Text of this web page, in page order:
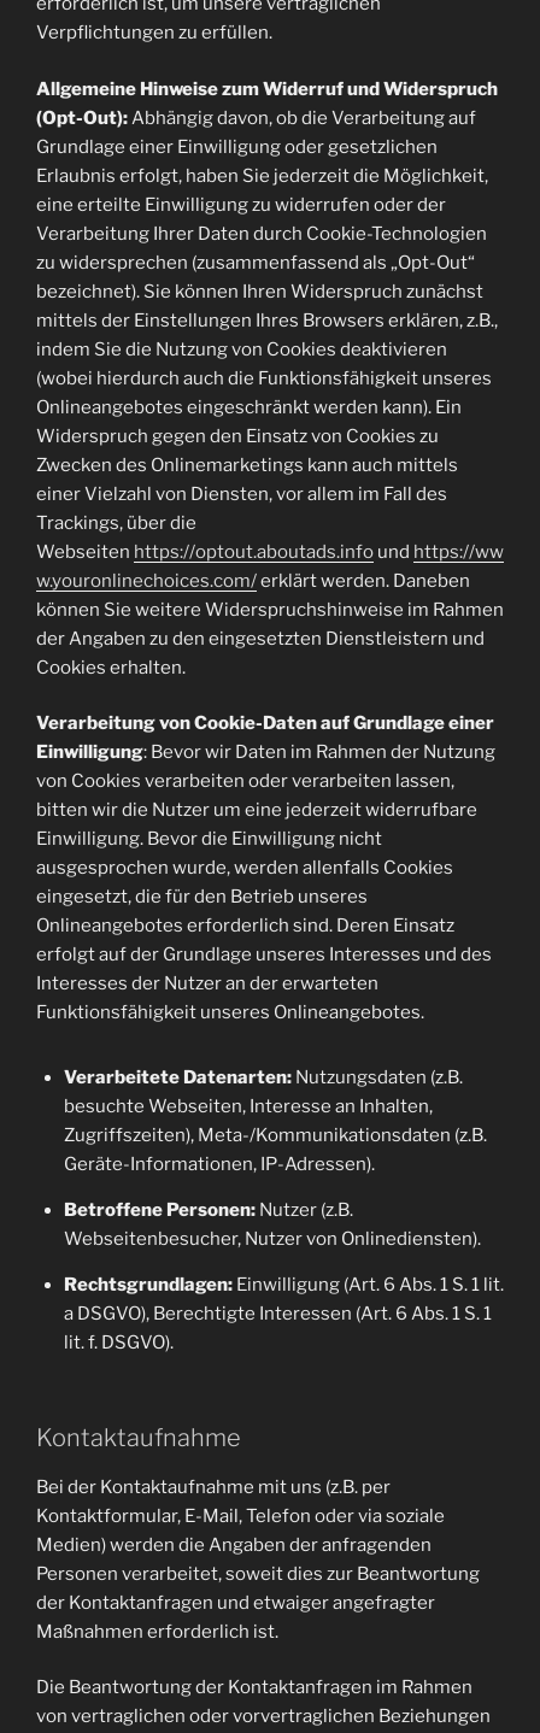
Verpflichtungen zu erfüllen.
Allgemeine Hinweise zum Widerruf und Widerspruch
(Opt-Out): Abhängig davon, ob die Verarbeitung auf
Grundlage einer Einwilligung oder gesetzlichen
Erlaubnis erfolgt, haben Sie jederzeit die Möglichkeit,
eine erteilte Einwilligung zu widerrufen oder der
Verarbeitung Ihrer Daten durch Cookie-Technologien
zu widersprechen (zusammenfassend als „Opt-Out“
bezeichnet). Sie können Ihren Widerspruch zunächst
mittels der Einstellungen Ihres Browsers erklären, z.B.,
indem Sie die Nutzung von Cookies deaktivieren
(wobei hierdurch auch die Funktionsfähigkeit unseres
Onlineangebotes eingeschränkt werden kann). Ein
Widerspruch gegen den Einsatz von Cookies zu
Zwecken des Onlinemarketings kann auch mittels
einer Vielzahl von Diensten, vor allem im Fall des
Trackings, über die
Webseiten https://optout.aboutads.info und https://ww
w.youronlinechoices.com/erklärt werden. Daneben
können Sie weitere Widerspruchshinweise im Rahmen
der Angaben zu den eingesetzten Dienstleistern und
Cookies erhalten.
Verarbeitung von Cookie-Daten auf Grundlage einer
Einwilligung: Bevor wir Daten im Rahmen der Nutzung
von Cookies verarbeiten oder verarbeiten lassen,
bitten wir die Nutzer um eine jederzeit widerrufbare
Einwilligung. Bevor die Einwilligung nicht
ausgesprochen wurde, werden allenfalls Cookies
eingesetzt, die für den Betrieb unseres
Onlineangebotes erforderlich sind. Deren Einsatz
erfolgt auf der Grundlage unseres Interesses und des
Interesses der Nutzer an der erwarteten
Funktionsfähigkeit unseres Onlineangebotes.
Verarbeitete Datenarten:Nutzungsdaten (z.B.
besuchte Webseiten, Interesse an Inhalten,
Zugriffszeiten), Meta-/Kommunikationsdaten (z.B.
Geräte-Informationen, IP-Adressen).
Betroffene Personen:Nutzer (z.B.
Webseitenbesucher, Nutzer von Onlinediensten).
Rechtsgrundlagen:Einwilligung (Art. 6 Abs. 1 S. 1 lit.
a DSGVO), Berechtigte Interessen (Art. 6 Abs. 1 S. 1
lit. f. DSGVO).
Kontaktaufnahme
Bei der Kontaktaufnahme mit uns (z.B. per
Kontaktformular, E-Mail, Telefon oder via soziale
Medien) werden die Angaben der anfragenden
Personen verarbeitet, soweit dies zur Beantwortung
der Kontaktanfragen und etwaiger angefragter
Maßnahmen erforderlich ist.
Die Beantwortung der Kontaktanfragen im Rahmen
von vertraglichen oder vorvertraglichen Beziehungen